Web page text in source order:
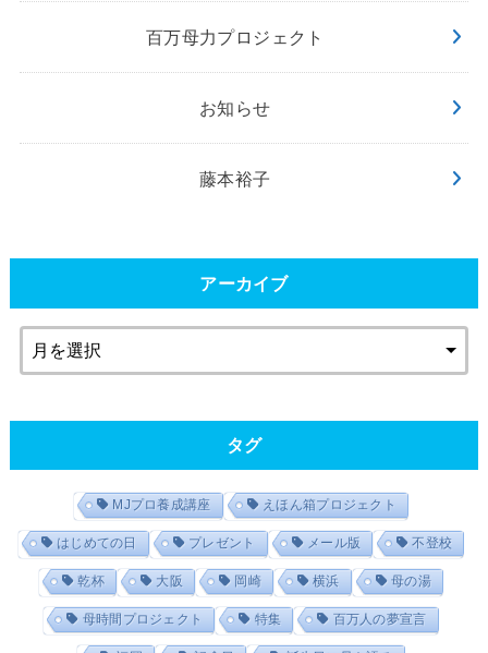
百万母力プロジェクト
お知らせ
藤本裕子
アーカイブ
タグ
MJプロ養成講座 えほん箱プロジェクト
はじめての日 プレゼント メール版 不登校
乾杯 大阪 岡崎 横浜 母の湯
母時間プロジェクト 特集 百万人の夢宣言